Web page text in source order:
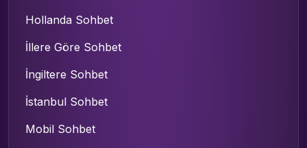
Hollanda Sohbet
İllere Göre Sohbet
İngiltere Sohbet
İstanbul Sohbet
Mobil Sohbet